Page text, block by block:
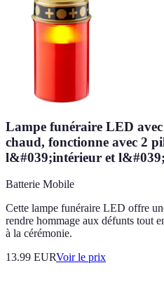
Lampe funéraire LED
chaud, fonctionne avec 2
l&#039;intérieur et
Batterie Mobile
Cette lampe funéraire LED offre
rendre hommage aux défunts tout
à la cérémonie.
13.99 EURVoir le prix